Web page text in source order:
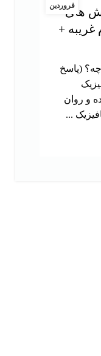
فروردینهای
غریبه +
چه؟ (پاسخ
و روان
...